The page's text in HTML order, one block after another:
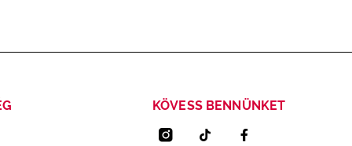
KÖVESS BENNÜNKET